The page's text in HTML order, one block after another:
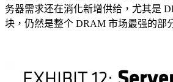
务器需求还在消化新增供给，尤其是
块，仍然是整个 DRAM 市场最强的部